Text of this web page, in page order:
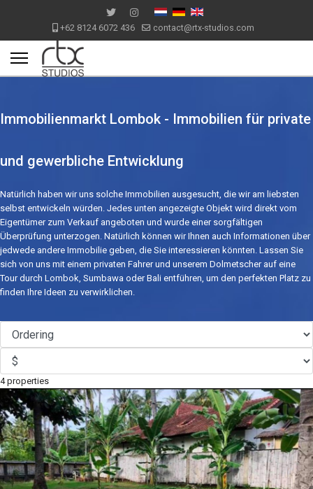
+62 8124 6072 436 contact@rtx-studios.com
Immobilienmarkt Lombok - Immobilien für private
und gewerbliche Entwicklung
Natürlich haben wir uns solche Immobilien ausgesucht, die wir am liebsten
selbst entwickeln würden. Jedes unten angezeigte Objekt wird direkt vom
Eigentümer zum Verkauf angeboten und wurde einer sorgfältigen
Überprüfung unterzogen. Natürlich können wir Ihnen auch Informationen über
jedwede andere Immobilie geben, die Sie interessieren könnten. Lassen Sie
sich von uns mit einem privaten Fahrer und unserem Dolmetscher auf eine
Tour durch Lombok, Sumbawa oder Bali entführen, um den perfekten Platz zu
finden Ihre Ideen zu verwirklichen.
4 properties